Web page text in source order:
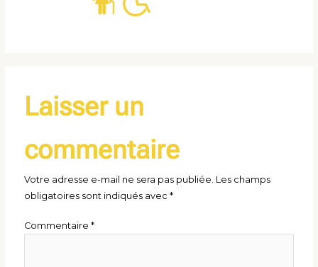
Laisser un
commentaire
Votre adresse e-mail ne sera pas publiée. Les champs
obligatoires sont indiqués avec*
Commentaire*